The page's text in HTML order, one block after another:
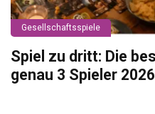
Gesellschaftsspiele
Spiel zu dritt: Die
genau 3 Spieler 2026